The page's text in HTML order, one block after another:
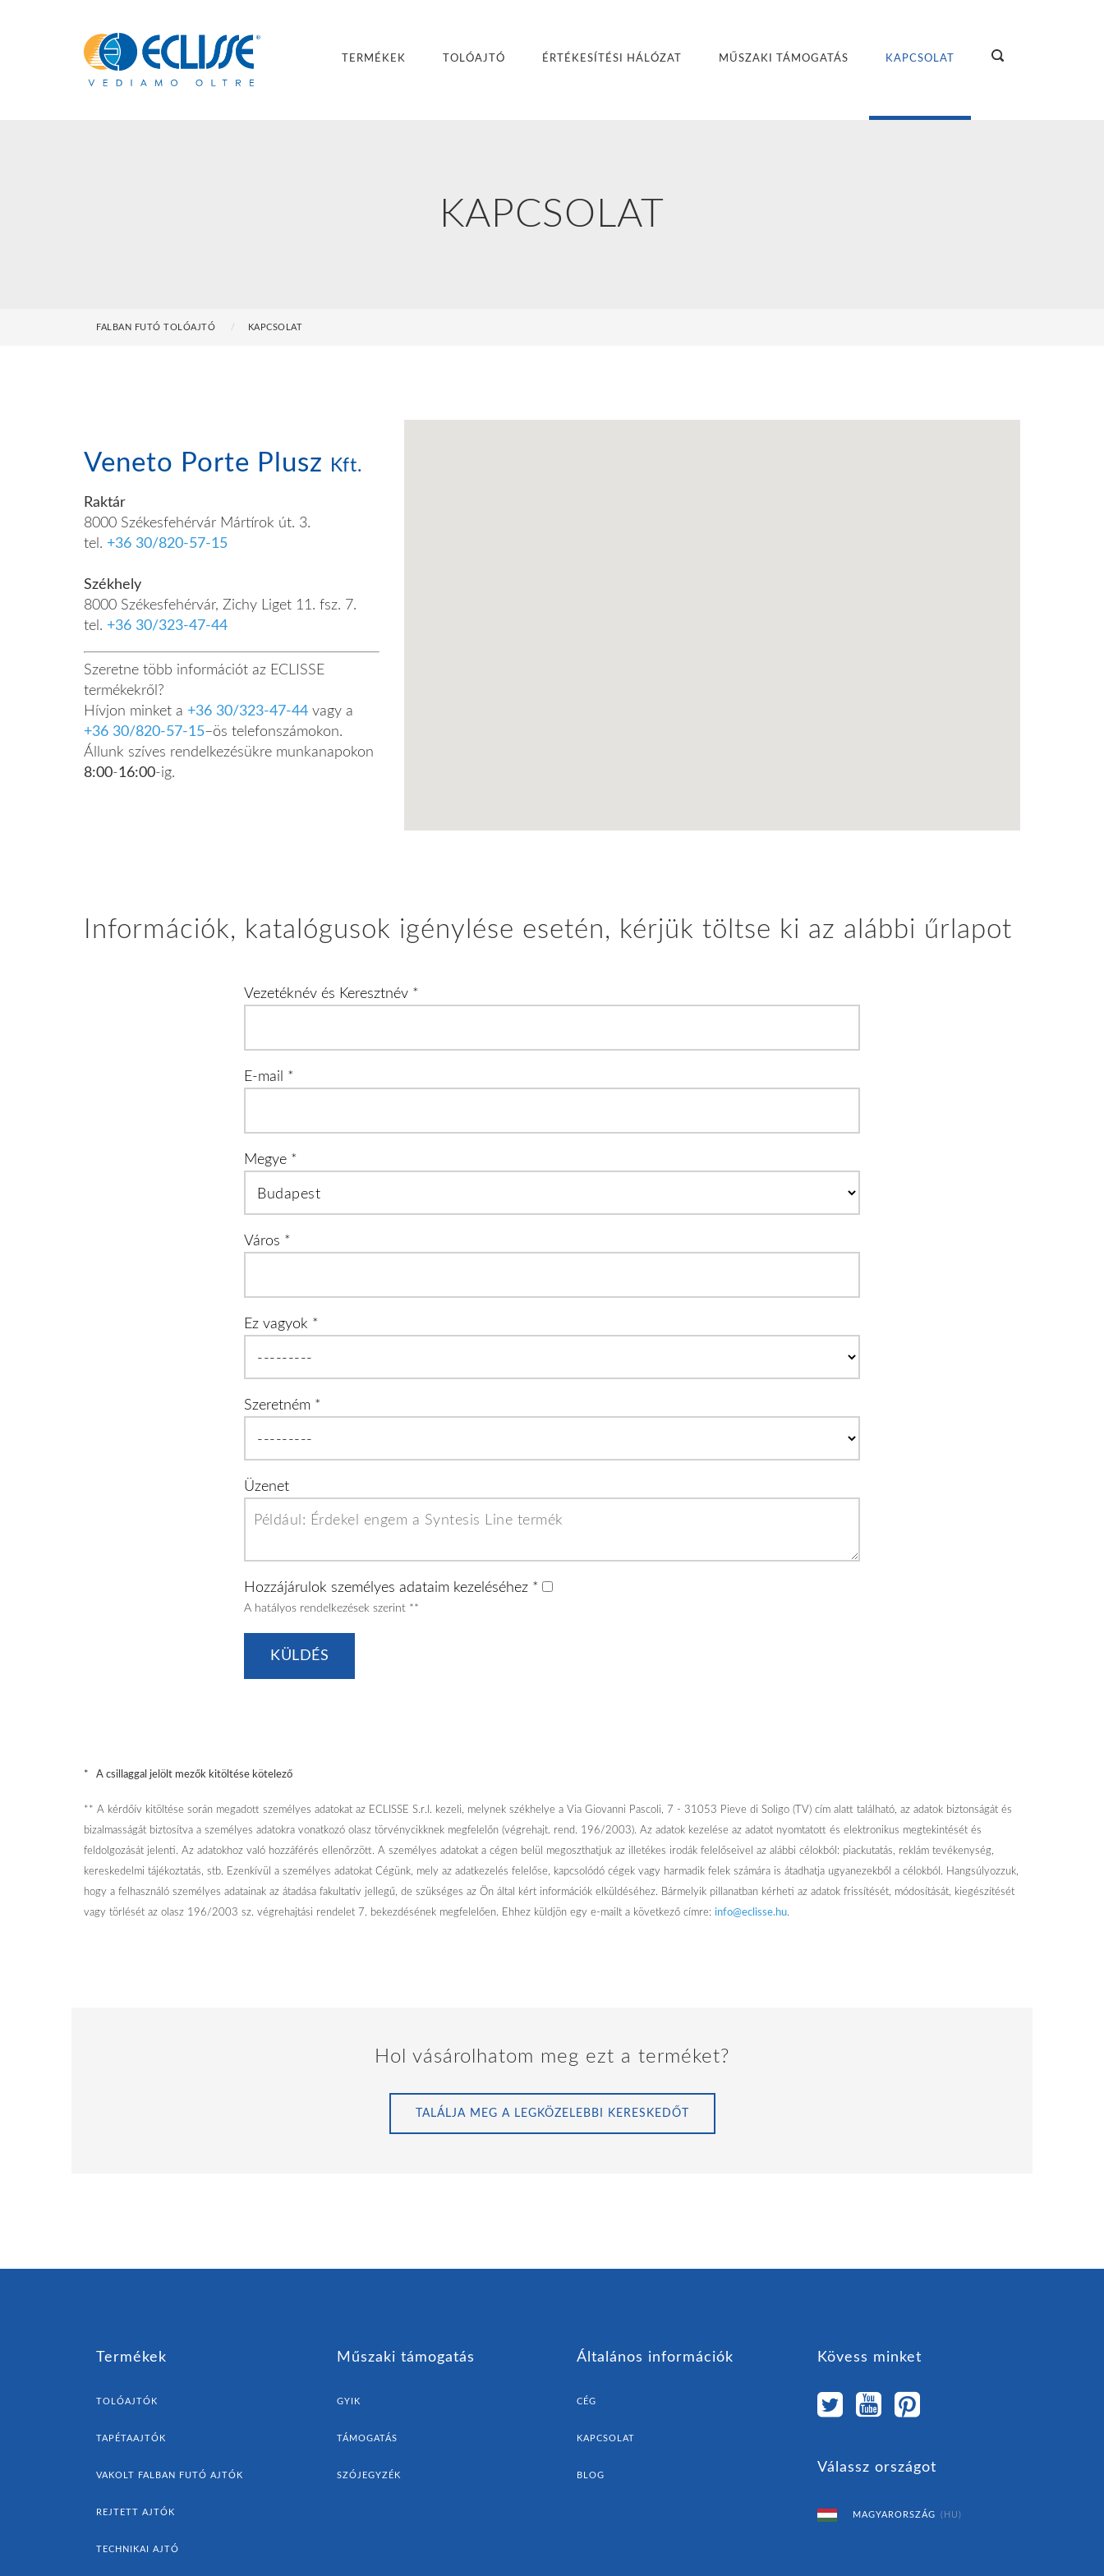
TERMÉKEK TOLÓAJTÓ ÉRTÉKESÍTÉSI HÁLÓZAT MŰSZAKI TÁMOGATÁS KAPCSOLAT
KAPCSOLAT
FALBAN FUTÓ TOLÓAJTÓ KAPCSOLAT
Veneto Porte Plusz Kft.
Raktár
8000 Székesfehérvár Mártírok út. 3.
tel. +36 30/820-57-15
Székhely
8000 Székesfehérvár, Zichy Liget 11. fsz. 7.
tel. +36 30/323-47-44
Szeretne több információt az ECLISSE
termékekről?
Hívjon minket a +36 30/323-47-44 vagy a
+36 30/820-57-15–ös telefonszámokon.
Állunk szíves rendelkezésükre munkanapokon
8:00-16:00-ig.
Információk, katalógusok igénylése esetén, kérjük töltse ki az alábbi űrlapot
Vezetéknév és Keresztnév *
E-mail *
Megye *
Város *
Ez vagyok *
Szeretném *
Üzenet
Hozzájárulok személyes adataim kezeléséhez *
A hatályos rendelkezések szerint **
* A csillaggal jelölt mezők kitöltése kötelező
** A kérdőív kitöltése során megadott személyes adatokat az ECLISSE S.r.l. kezeli, melynek székhelye a Via Giovanni Pascoli, 7 - 31053 Pieve di Soligo (TV) cím alatt található, az adatok biztonságát és
bizalmasságát biztosítva a személyes adatokra vonatkozó olasz törvénycikknek megfelelőn (végrehajt. rend. 196/2003). Az adatok kezelése az adatot nyomtatott és elektronikus megtekintését és
feldolgozását jelenti. Az adatokhoz való hozzáférés ellenőrzött. A személyes adatokat a cégen belül megoszthatjuk az illetékes irodák felelőseivel az alábbi célokból: piackutatás, reklám tevékenység,
kereskedelmi tájékoztatás, stb. Ezenkívül a személyes adatokat Cégünk, mely az adatkezelés felelőse, kapcsolódó cégek vagy harmadik felek számára is átadhatja ugyanezekből a célokból. Hangsúlyozzuk,
hogy a felhasználó személyes adatainak az átadása fakultatív jellegű, de szükséges az Ön által kért információk elküldéséhez. Bármelyik pillanatban kérheti az adatok frissítését, módosítását, kiegészítését
vagy törlését az olasz 196/2003 sz. végrehajtási rendelet 7. bekezdésének megfelelően. Ehhez küldjön egy e-mailt a következő címre: info@eclisse.hu.
Hol vásárolhatom meg ezt a terméket?
TALÁLJA MEG A LEGKÖZELEBBI KERESKEDŐT
Termékek
TOLÓAJTÓK
TAPÉTAAJTÓK
VAKOLT FALBAN FUTÓ AJTÓK
REJTETT AJTÓK
TECHNIKAI AJTÓ
Műszaki támogatás
GYIK
TÁMOGATÁS
SZÓJEGYZÉK
Általános információk
CÉG
KAPCSOLAT
BLOG
Kövess minket
Válassz országot
MAGYARORSZÁG (HU)